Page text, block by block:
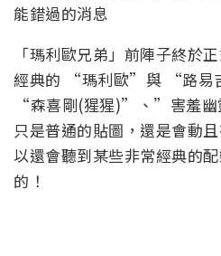
能錯過的消息
「瑪利歐兄弟」前陣子終於
經典的 “瑪利歐”與 “路易
“森喜剛(猩猩)”、”害羞
只是普通的貼圖，還是會動
以還會聽到某些非常經典的
的！